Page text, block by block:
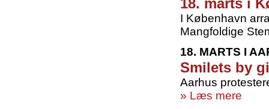
18. marts i
I København
Mangfoldige
18. MARTS I
Smilets by
Aarhus
» Læs mere